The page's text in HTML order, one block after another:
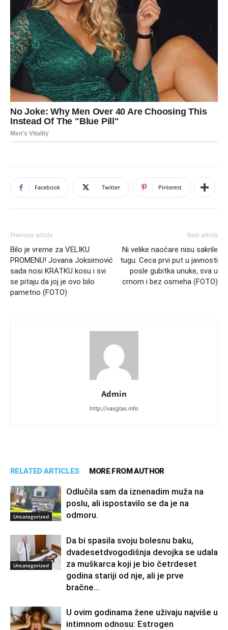
Facebook Twitter Pinterest
Previous article
Bilo je vreme za VELIKU
PROMENU! Jovana Joksimović
sada nosi KRATKU kosu i svi
se pitaju da joj je ovo bilo
pametno (FOTO)
Next article
Ni velike naočare nisu sakrile
tugu: Ceca prvi put u javnosti
posle gubitka unuke, sva u
crnom i bez osmeha (FOTO)
Admin
http://vasglas.info
RELATED ARTICLES MORE FROM AUTHOR
Uncategorized
Odlučila sam da iznenadim muža na
poslu, ali ispostavilo se da je na
odmoru.
Uncategorized
Da bi spasila svoju bolesnu baku,
dvadesetdvogodišnja devojka se udala
za muškarca koji je bio četrdeset
godina stariji od nje, ali je prve
bračne...
U ovim godinama žene uživaju najviše u
intimnom odnosu: Estrogen